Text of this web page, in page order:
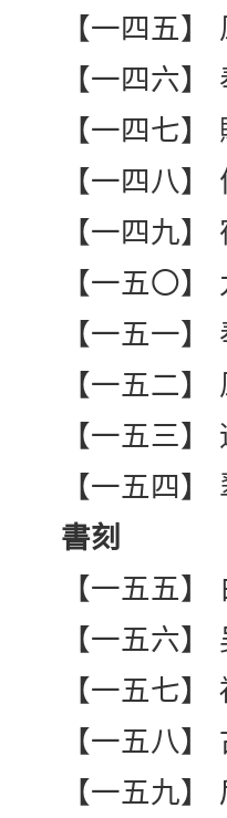
【一四五】
【一四六
【一四七
【一四八
【一四九】
【一五〇
【一五一
【一五二
【一五三
【一五四
書刻
【一五五】
【一五六】
【一五七】
【一五八】
【一五九】